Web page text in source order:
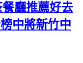
廳推薦好去
中將新竹中